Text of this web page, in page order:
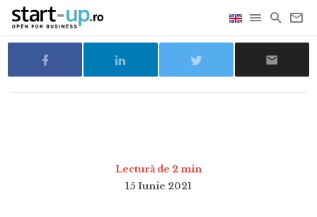
Lectură de 2 min
15 Iunie 2021